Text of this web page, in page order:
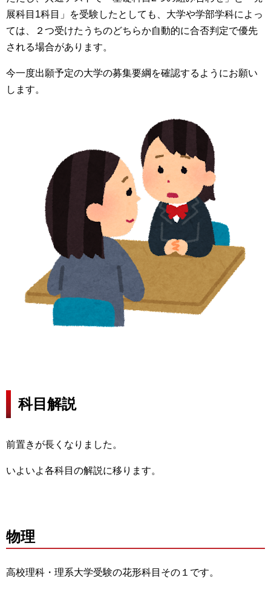
展科目1科目」を受験したとしても、大学や学部学科によっ
ては、２つ受けたうちのどちらか自動的に合否判定で優先
される場合があります。
今一度出願予定の大学の募集要綱を確認するようにお願い
します。
科目解説
前置きが長くなりました。
いよいよ各科目の解説に移ります。
物理
高校理科・理系大学受験の花形科目その１です。